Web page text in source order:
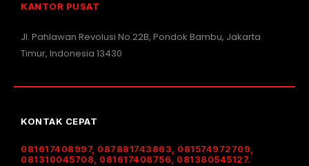
KANTOR PUSAT
Jl. Pahlawan Revolusi No.22B, Pondok Bambu, Jakarta
Timur, Indonesia 13430
KONTAK CEPAT
081617408997, 087881743863, 081574972709,
081310045708, 081617408756, 081380545127.